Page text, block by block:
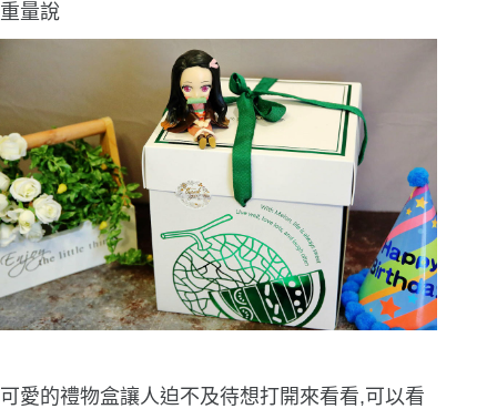
重量說
可愛的禮物盒讓人迫不及待想打開來看看,可以看